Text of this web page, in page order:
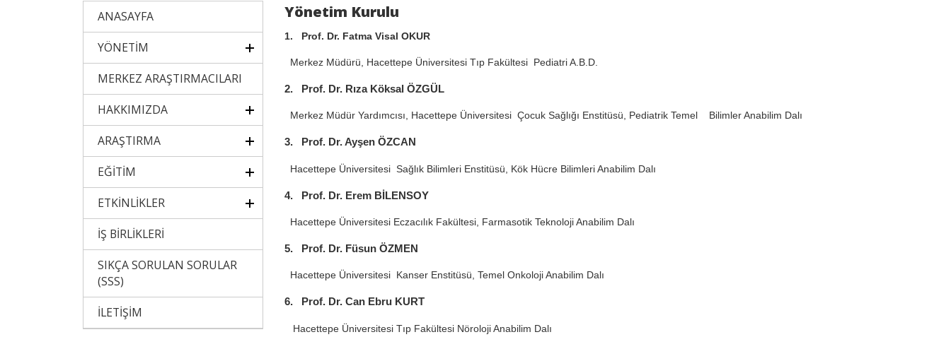
ANASAYFA
YÖNETİM
MERKEZ ARAŞTIRMACILARI
HAKKIMIZDA
ARAŞTIRMA
EĞİTİM
ETKİNLİKLER
İŞ BİRLİKLERİ
SIKÇA SORULAN SORULAR
(SSS)
İLETİŞİM
Yönetim Kurulu
1. Prof. Dr. Fatma Visal OKUR
Merkez Müdürü, Hacettepe Üniversitesi Tıp Fakültesi Pediatri A.B.D.
2. Prof. Dr. Rıza Köksal ÖZGÜL
Merkez Müdür Yardımcısı, Hacettepe Üniversitesi Çocuk Sağlığı Enstitüsü, Pediatrik Temel Bilimler Anabilim Dalı
3. Prof. Dr. Ayşen ÖZCAN
Hacettepe Üniversitesi Sağlık Bilimleri Enstitüsü, Kök Hücre Bilimleri Anabilim Dalı
4. Prof. Dr. Erem BİLENSOY
Hacettepe Üniversitesi Eczacılık Fakültesi, Farmasotik Teknoloji Anabilim Dalı
5. Prof. Dr. Füsun ÖZMEN
Hacettepe Üniversitesi Kanser Enstitüsü, Temel Onkoloji Anabilim Dalı
6. Prof. Dr. Can Ebru KURT
Hacettepe Üniversitesi Tıp Fakültesi Nöroloji Anabilim Dalı